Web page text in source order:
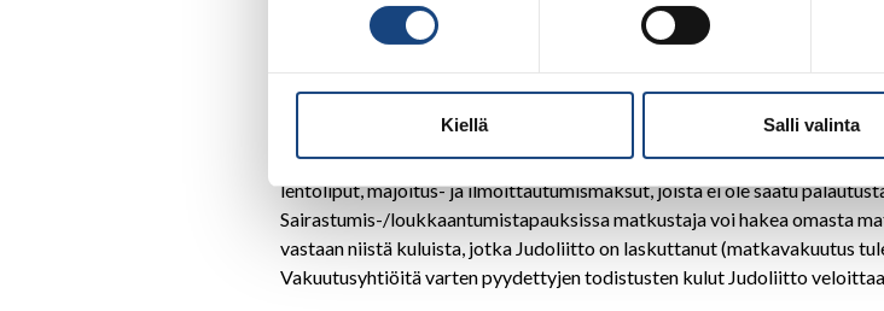
Kiellä Salli valinta
Suomen Judoliiton valmennussuunnitelman mukaisten kilpailumatkojen
Judoliitolle koituneiden kustannusten lisäksi.
Peruutusehdot, matkat
Matkalle voi ilmoittautua matkan vastuuvalmentajan tiedottamissa
Mikäli matka mahdollisesti perutaan, Judoliitto laskuttaa ne kulut,
lentoliput, majoitus- ja ilmoittautumismaksut, joista ei ole saatu
Sairastumis-/loukkaantumistapauksissa matkustaja voi hakea omasta
vastaan niistä kuluista, jotka Judoliitto on laskuttanut (matkavakuutus
Vakuutusyhtiöitä varten pyydettyjen todistusten kulut Judoliitto